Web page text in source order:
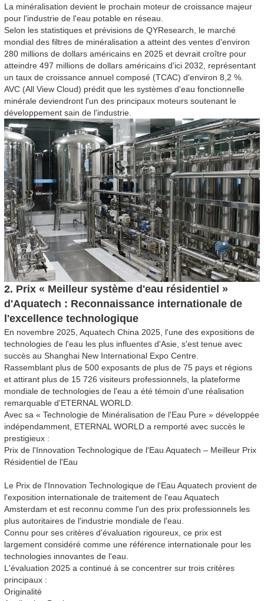
La minéralisation devient le prochain moteur de croissance majeur
pour l'industrie de l'eau potable en réseau.
Selon les statistiques et prévisions de QYResearch, le marché
mondial des filtres de minéralisation a atteint des ventes d'environ
280 millions de dollars américains en 2025 et devrait croître pour
atteindre 497 millions de dollars américains d'ici 2032, représentant
un taux de croissance annuel composé (TCAC) d'environ 8,2 %.
AVC (All View Cloud) prédit que les systèmes d'eau fonctionnelle
minérale deviendront l'un des principaux moteurs soutenant le
développement sain de l'industrie.
2. Prix « Meilleur système d'eau résidentiel »
d'Aquatech : Reconnaissance internationale de
l'excellence technologique
En novembre 2025, Aquatech China 2025, l'une des expositions de
technologies de l'eau les plus influentes d'Asie, s'est tenue avec
succès au Shanghai New International Expo Centre.
Rassemblant plus de 500 exposants de plus de 75 pays et régions
et attirant plus de 15 726 visiteurs professionnels, la plateforme
mondiale de technologies de l'eau a été témoin d'une réalisation
remarquable d'ETERNAL WORLD.
Avec sa « Technologie de Minéralisation de l'Eau Pure » développée
indépendamment, ETERNAL WORLD a remporté avec succès le
prestigieux :
Prix de l'Innovation Technologique de l'Eau Aquatech – Meilleur Prix
Résidentiel de l'Eau
Le Prix de l'Innovation Technologique de l'Eau Aquatech provient de
l'exposition internationale de traitement de l'eau Aquatech
Amsterdam et est reconnu comme l'un des prix professionnels les
plus autoritaires de l'industrie mondiale de l'eau.
Connu pour ses critères d'évaluation rigoureux, ce prix est
largement considéré comme une référence internationale pour les
technologies innovantes de l'eau.
L'évaluation 2025 a continué à se concentrer sur trois critères
principaux :
Originalité